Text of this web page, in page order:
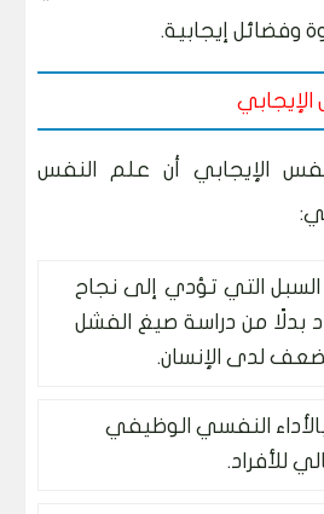
وفضائل إيجابية.
الإيجابي
الإيجابي أن علم النفس
التي تؤدي إلى نجاح
بدلًا من دراسة صيغ الفشل
لدى الإنسان.
النفسي الوظيفي
للأفراد.